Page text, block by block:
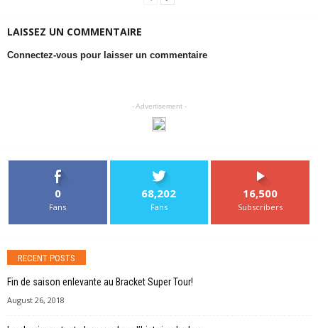
LAISSEZ UN COMMENTAIRE
Connectez-vous pour laisser un commentaire
- Advertisement -
0
Fans
68,202
Fans
16,500
Subscribers
RECENT POSTS
Fin de saison enlevante au Bracket Super Tour!
August 26, 2018